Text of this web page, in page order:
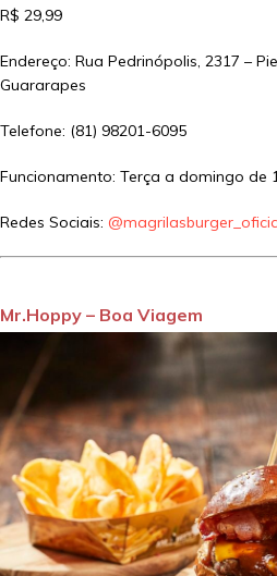
R$ 29,99
Endereço: Rua Pedrinópolis, 2317 –
Guararapes
Telefone: (81) 98201-6095
Funcionamento: Terça a domingo de
Redes Sociais:
Mr.Hoppy – Boa Viagem